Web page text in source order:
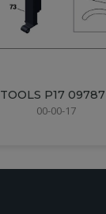
TOOLS P17 09787 |
00-00-17